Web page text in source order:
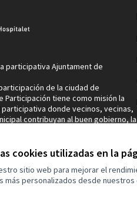
cookies utilizadas en la
sitio web para mejorar el
más personalizados desde
participativa Ajuntament de
de la ciudad de
Participación tiene como misión la
donde vecinos, vecinas,
contribuyan al buen gobierno, la
que hacen de L'Hospitalet una
la participación la construimos